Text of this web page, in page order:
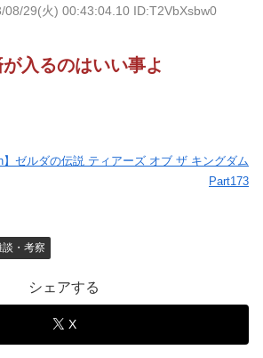
08/29(火) 00:43:04.10 ID:T2VbXsbw0
入るのはいい事よ
】ゼルダの伝説 ティアーズ オブ ザ キングダム
Part173
談・考察
シェアする
X